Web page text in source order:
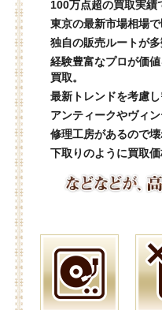
100万点超の買取実績
東京の最新市場相場で
独自の販売ルートが
経験豊富なプロが価
買取。
最新トレンドを考慮し
アンティークやヴィ
修理工房があるので壊
下取りのように買取価